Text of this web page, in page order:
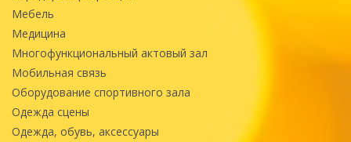
Мебель
Медицина
Многофункциональный актовый зал
Мобильная связь
Оборудование спортивного зала
Одежда сцены
Одежда, обувь, аксессуары